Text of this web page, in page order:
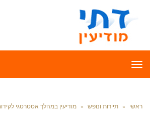
תפריט
ראשי » תיירות ונופש » מודיעין במהלך אסטרטגי